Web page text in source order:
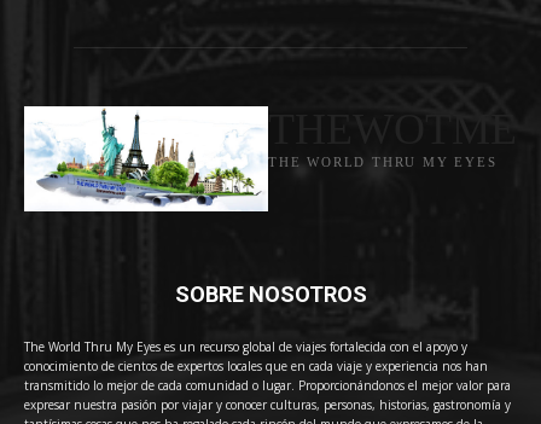
THE WORLD THRU MY EYES
SOBRE NOSOTROS
The World Thru My Eyes es un recurso global de viajes fortalecida con el apoyo y
conocimiento de cientos de expertos locales que en cada viaje y experiencia nos han
transmitido lo mejor de cada comunidad o lugar. Proporcionándonos el mejor valor para
expresar nuestra pasión por viajar y conocer culturas, personas, historias, gastronomía y